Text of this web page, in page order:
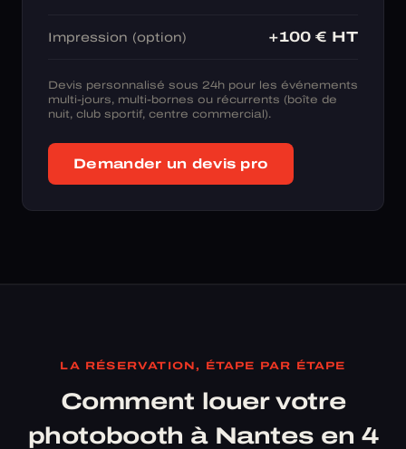
Impression (option) +100 € HT
Devis personnalisé sous 24h pour les événements
multi-jours, multi-bornes ou récurrents (boîte de
nuit, club sportif, centre commercial).
Demander un devis pro
LA RÉSERVATION, ÉTAPE PAR ÉTAPE
Comment louer votre
photobooth à Nantes en 4